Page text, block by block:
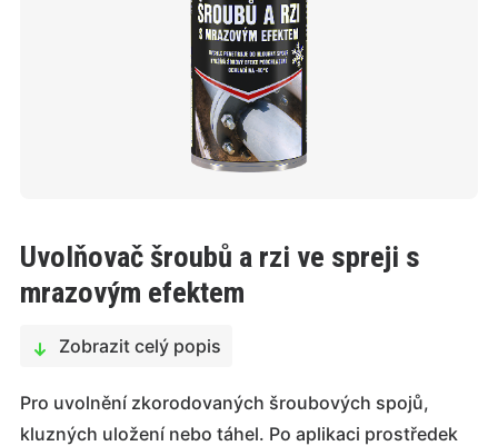
Uvolňovač šroubů a rzi ve spreji s
mrazovým efektem
Zobrazit celý popis
Pro uvolnění zkorodovaných šroubových spojů,
kluzných uložení nebo táhel. Po aplikaci prostředek